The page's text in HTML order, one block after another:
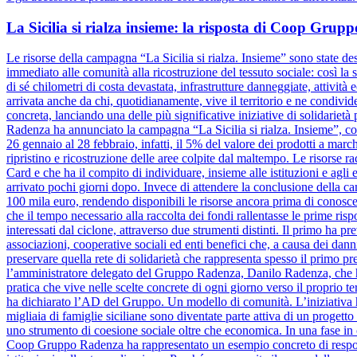
La Sicilia si rialza insieme: la risposta di Coop
Le risorse della campagna “La Sicilia si rialza. Insieme” sono state
immediato alle comunità alla ricostruzione del tessuto sociale: così
di sé chilometri di costa devastata, infrastrutture danneggiate,
arrivata anche da chi, quotidianamente, vive il territorio e ne
concreta, lanciando una delle più significative iniziative di
Radenza ha annunciato la campagna “La Sicilia si rialza.
26 gennaio al 28 febbraio, infatti, il 5% del valore dei prodotti a
ripristino e ricostruzione delle aree colpite dal maltempo. Le risorse
Card e che ha il compito di individuare, insieme alle istituzioni e agli
arrivato pochi giorni dopo. Invece di attendere la conclusione della
100 mila euro, rendendo disponibili le risorse ancora prima di
che il tempo necessario alla raccolta dei fondi rallentasse le prime
interessati dal ciclone, attraverso due strumenti distinti. Il primo ha
associazioni, cooperative sociali ed enti benefici che, a causa dei
preservare quella rete di solidarietà che rappresenta spesso il primo
l’amministratore delegato del Gruppo Radenza, Danilo Radenza,
pratica che vive nelle scelte concrete di ogni giorno verso il proprio
ha dichiarato l’AD del Gruppo. Un modello di comunità. L’iniziativa
migliaia di famiglie siciliane sono diventate parte attiva di un
uno strumento di coesione sociale oltre che economica. In una fase
Coop Gruppo Radenza ha rappresentato un esempio concreto di